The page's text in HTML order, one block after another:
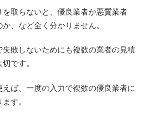
を取らないと、優良業者か悪質業者
、など全く分かりません。
失敗しないためにも複数の業者の見積
です。
ば、一度の入力で複数の優良業者に
す。